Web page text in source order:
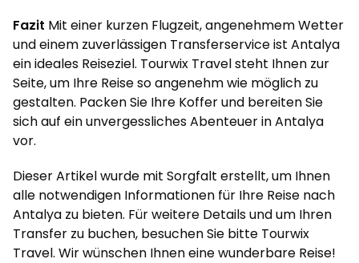
Fazit Mit einer kurzen Flugzeit, angenehmem Wetter
und einem zuverlässigen Transferservice ist Antalya
ein ideales Reiseziel. Tourwix Travel steht Ihnen zur
Seite, um Ihre Reise so angenehm wie möglich zu
gestalten. Packen Sie Ihre Koffer und bereiten Sie
sich auf ein unvergessliches Abenteuer in Antalya
vor.
Dieser Artikel wurde mit Sorgfalt erstellt, um Ihnen
alle notwendigen Informationen für Ihre Reise nach
Antalya zu bieten. Für weitere Details und um Ihren
Transfer zu buchen, besuchen Sie bitte Tourwix
Travel. Wir wünschen Ihnen eine wunderbare Reise!